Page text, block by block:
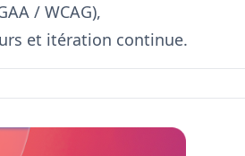
/ WCAG),
et itération continue.